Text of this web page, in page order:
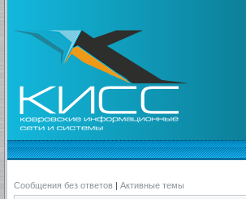
Сообщения без ответов | Активные темы